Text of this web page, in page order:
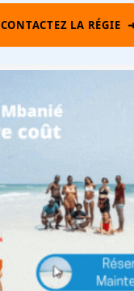
CONTACTEZ LA RÉGIE